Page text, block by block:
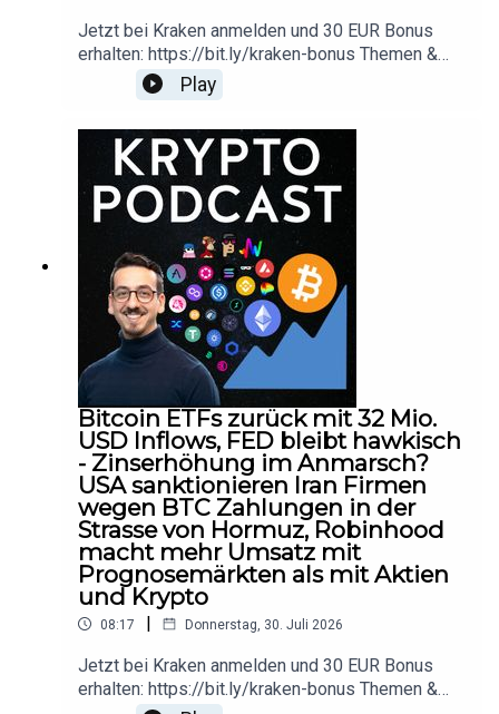
Jetzt bei Kraken anmelden und 30 EUR Bonus
erhalten: https://bit.ly/kraken-bonus Themen &
Timestamps:00:00 Begrüssung und
Themenübersicht01:19 Bitcoin-Spot-ETFs
schliessen Juli im Plus04:21 Wintermute: Die
nächste Altcoin-Saison sieht anders aus06:23
Südkorea: Kospi-Crash treibt den
Kryptohandel08:02 Samsung SDS baut
Stablecoin-Infrastruktur mit Dunamu09:32 RWA
Perpetual Futures fast auf Bitcoin-Niveau bei
Hyperliquid10:57 World Cup: 20 Milliarden Dollar
Volumen auf Prognosemärkten 📈 Werde Blue
Alpine Mitglied und profitiere von Modell
Portfolios, Kryptowissen und Investment
Insights:https://www.bluealpine.ch/pro 📺 Blue
Alpine Youtube
Kanal:https://www.youtube.com/@KryptoInfos 🔍
Diese Kryptos kaufen Unternehmen und
Regierungen:https://cryptotreasurytracker.com
▬▬▬▬▬▬▬▬▬▬▬▬▬▬▬▬▬▬▬▬▬
▬▬▬▬▬▬▬DisclaimerBlue Alpine Research
ist kein Finanz- oder Steuerberater und jegliche
Inhalte sind nicht als Finanzberatung zu
verstehen.Es werden keinerlei Kauf- oder
Verkaufsempfehlungen abgegeben nur die
eigene Meinung der Blue Alpine Research
Organisation geteilt.
Play
Bitcoin ETFs zurück mit 32 Mio.
USD Inflows, FED bleibt hawkisch
- Zinserhöhung im Anmarsch?
USA sanktionieren Iran Firmen
wegen BTC Zahlungen in der
Strasse von Hormuz, Robinhood
macht mehr Umsatz mit
Prognosemärkten als mit Aktien
und Krypto
08:17 | Donnerstag, 30. Juli 2026
Jetzt bei Kraken anmelden und 30 EUR Bonus
erhalten: https://bit.ly/kraken-bonus Themen &